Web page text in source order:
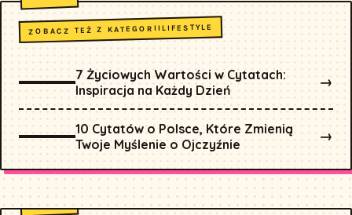
ZOBACZ TEŻ Z KATEGORIILIFESTYLE
7 Życiowych Wartości w Cytatach:
Inspiracja na Każdy Dzień
→
10 Cytatów o Polsce, Które Zmienią
Twoje Myślenie o Ojczyźnie
→